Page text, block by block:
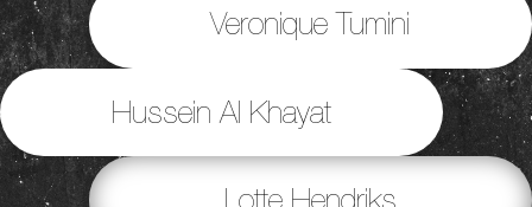
Veronique Tumini
Hussein Al Khayat
Lotte Hendriks